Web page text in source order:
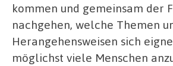
kommen und gemeinsam der
nachgehen, welche Themen
Herangehensweisen sich
möglichst viele Menschen